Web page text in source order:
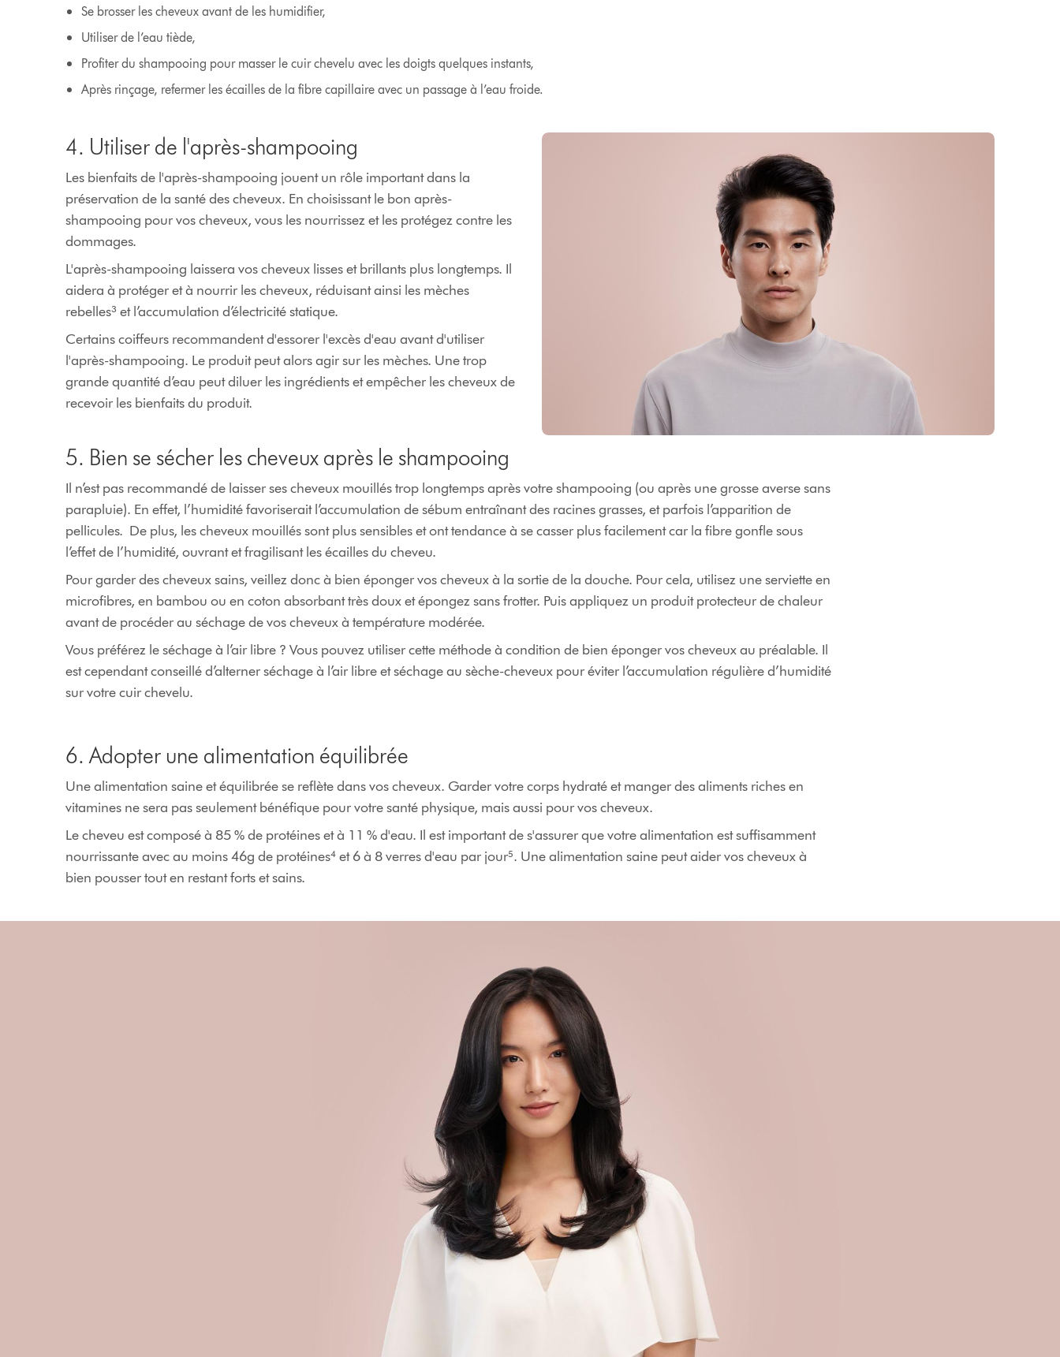
Se brosser les cheveux avant de les humidifier,
Utiliser de l’eau tiède,
Profiter du shampooing pour masser le cuir chevelu avec les doigts quelques instants,
Après rinçage, refermer les écailles de la fibre capillaire avec un passage à l’eau froide.
4. Utiliser de l'après-shampooing
Les bienfaits de l'après-shampooing jouent un rôle important dans la
préservation de la santé des cheveux. En choisissant le bon après-
shampooing pour vos cheveux, vous les nourrissez et les protégez contre les
dommages.
L'après-shampooing laissera vos cheveux lisses et brillants plus longtemps. Il
aidera à protéger et à nourrir les cheveux, réduisant ainsi les mèches
rebelles³ et l’accumulation d’électricité statique.
Certains coiffeurs recommandent d'essorer l'excès d'eau avant d'utiliser
l'après-shampooing. Le produit peut alors agir sur les mèches. Une trop
grande quantité d’eau peut diluer les ingrédients et empêcher les cheveux de
recevoir les bienfaits du produit.
5. Bien se sécher les cheveux après le shampooing
Il n’est pas recommandé de laisser ses cheveux mouillés trop longtemps après votre shampooing (ou après une grosse averse sans
parapluie). En effet, l’humidité favoriserait l’accumulation de sébum entraînant des racines grasses, et parfois l’apparition de
pellicules. De plus, les cheveux mouillés sont plus sensibles et ont tendance à se casser plus facilement car la fibre gonfle sous
l’effet de l’humidité, ouvrant et fragilisant les écailles du cheveu.
Pour garder des cheveux sains, veillez donc à bien éponger vos cheveux à la sortie de la douche. Pour cela, utilisez une serviette en
microfibres, en bambou ou en coton absorbant très doux et épongez sans frotter. Puis appliquez un produit protecteur de chaleur
avant de procéder au séchage de vos cheveux à température modérée.
Vous préférez le séchage à l’air libre ? Vous pouvez utiliser cette méthode à condition de bien éponger vos cheveux au préalable. Il
est cependant conseillé d’alterner séchage à l’air libre et séchage au sèche-cheveux pour éviter l’accumulation régulière d’humidité
sur votre cuir chevelu.
6. Adopter une alimentation équilibrée
Une alimentation saine et équilibrée se reflète dans vos cheveux. Garder votre corps hydraté et manger des aliments riches en
vitamines ne sera pas seulement bénéfique pour votre santé physique, mais aussi pour vos cheveux.
Le cheveu est composé à 85 % de protéines et à 11 % d'eau. Il est important de s'assurer que votre alimentation est suffisamment
nourrissante avec au moins 46g de protéines⁴ et 6 à 8 verres d'eau par jour⁵. Une alimentation saine peut aider vos cheveux à
bien pousser tout en restant forts et sains.